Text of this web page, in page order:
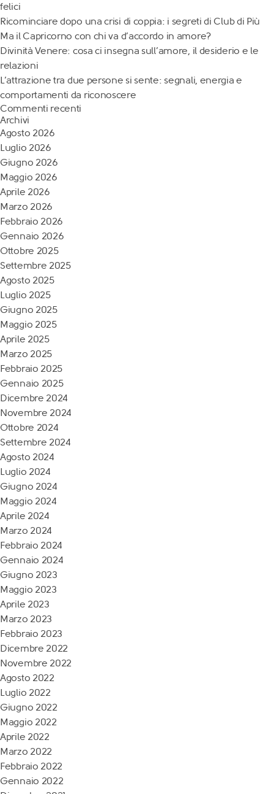
felici
Ricominciare dopo una crisi di coppia: i segreti di Club di Più
Ma il Capricorno con chi va d’accordo in amore?
Divinità Venere: cosa ci insegna sull’amore, il desiderio e le
relazioni
L’attrazione tra due persone si sente: segnali, energia e
comportamenti da riconoscere
Commenti recenti
Archivi
Agosto 2026
Luglio 2026
Giugno 2026
Maggio 2026
Aprile 2026
Marzo 2026
Febbraio 2026
Gennaio 2026
Ottobre 2025
Settembre 2025
Agosto 2025
Luglio 2025
Giugno 2025
Maggio 2025
Aprile 2025
Marzo 2025
Febbraio 2025
Gennaio 2025
Dicembre 2024
Novembre 2024
Ottobre 2024
Settembre 2024
Agosto 2024
Luglio 2024
Giugno 2024
Maggio 2024
Aprile 2024
Marzo 2024
Febbraio 2024
Gennaio 2024
Giugno 2023
Maggio 2023
Aprile 2023
Marzo 2023
Febbraio 2023
Dicembre 2022
Novembre 2022
Agosto 2022
Luglio 2022
Giugno 2022
Maggio 2022
Aprile 2022
Marzo 2022
Febbraio 2022
Gennaio 2022